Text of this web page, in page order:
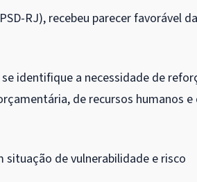
RJ), recebeu parecer favorável da
identifique a necessidade de
de recursos humanos e
de vulnerabilidade e risco